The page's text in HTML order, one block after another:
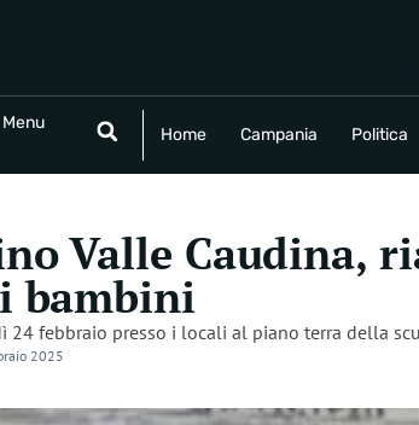
Menu
Home Campania Politica
Home Campania Politica Economia
Valle Caudina,
bambini
24 febbraio presso i locali al piano terra della
2025